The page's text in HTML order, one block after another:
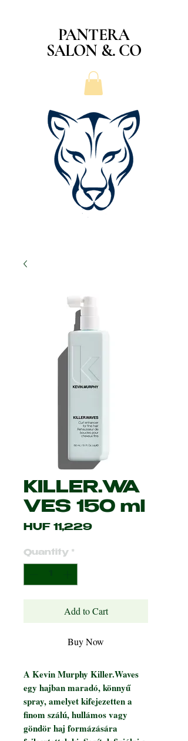
PANTERA
SALON &. CO
KILLER.WA
VES 150 ml
HUF 11,229Price
Quantity *
Add to Cart
Buy Now
A Kevin Murphy Killer.Waves
egy hajban maradó, könnyű
spray, amelyet kifejezetten a
finom szálú, hullámos vagy
göndör haj formázására